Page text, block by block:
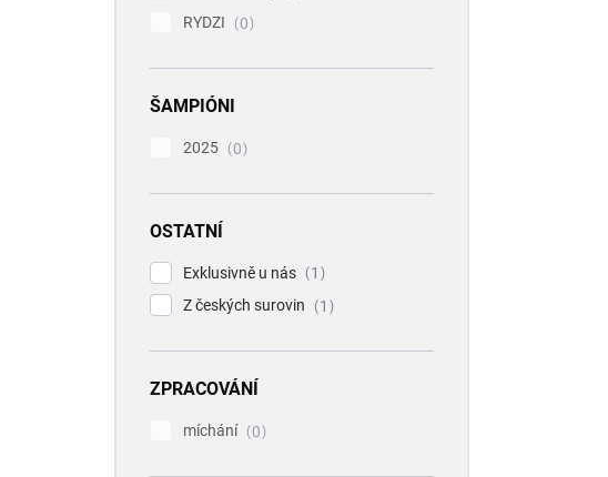
RYDZI
0
ŠAMPIÓNI
2025 0
OSTATNÍ
Exklusivně u nás
1
Z českých surovin
1
ZPRACOVÁNÍ
míchání 0